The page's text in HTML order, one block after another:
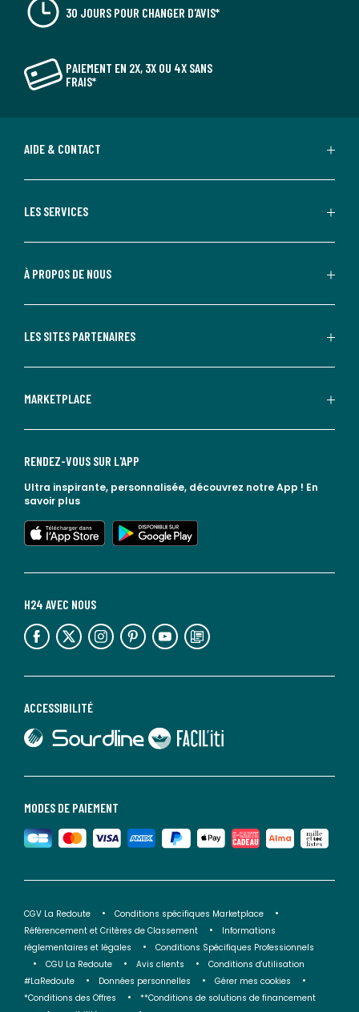
30 JOURS POUR CHANGER D'AVIS*
PAIEMENT EN 2X, 3X OU 4X SANS
FRAIS*
AIDE & CONTACT
LES SERVICES
À PROPOS DE NOUS
LES SITES PARTENAIRES
MARKETPLACE
MODES DE PAIEMENT
ACCESSIBILITÉ
lien vers Sourdline
lien vers Faciliti
H24 AVEC NOUS
lien vers l'espace réseaux sociaux lien vers l'espace réseaux sociaux lien vers l'espace réseaux sociaux lien vers l'espace réseaux sociaux lien vers l'espace réseaux sociaux lien vers le blog la redoute
RENDEZ-VOUS SUR L'APP
Ultra inspirante, personnalisée, découvrez notre App ! En
savoir plus
lien vers l'app store
lien vers google play
CGV La Redoute
Conditions spécifiques Marketplace
Référencement et Critères de Classement
Informations
réglementaires et légales
Conditions Spécifiques Professionnels
CGU La Redoute
Avis clients
Conditions d'utilisation
#LaRedoute
Données personnelles
Gérer mes cookies
*Conditions des Offres
**Conditions de solutions de financement